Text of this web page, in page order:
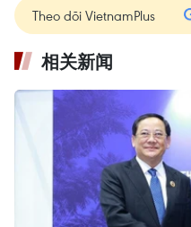
Theo dõi VietnamPlus
相关新闻